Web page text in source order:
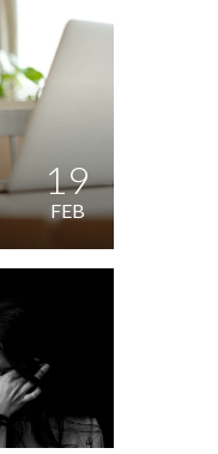
19
FEB